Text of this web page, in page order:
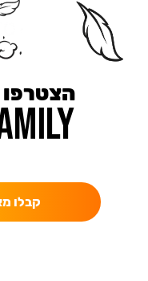
הצטרפו
קבלו